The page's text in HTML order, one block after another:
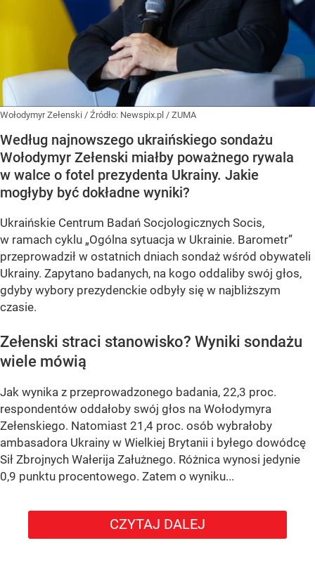
Wołodymyr Zełenski / Źródło: Newspix.pl / ZUMA
Według najnowszego ukraińskiego sondażu
Wołodymyr Zełenski miałby poważnego rywala
w walce o fotel prezydenta Ukrainy. Jakie
mogłyby być dokładne wyniki?
Ukraińskie Centrum Badań Socjologicznych Socis,
w ramach cyklu „Ogólna sytuacja w Ukrainie. Barometr”
przeprowadził w ostatnich dniach sondaż wśród obywateli
Ukrainy. Zapytano badanych, na kogo oddaliby swój głos,
gdyby wybory prezydenckie odbyły się w najbliższym
czasie.
Zełenski straci stanowisko? Wyniki sondażu
wiele mówią
Jak wynika z przeprowadzonego badania, 22,3 proc.
respondentów oddałoby swój głos na Wołodymyra
Zełenskiego. Natomiast 21,4 proc. osób wybrałoby
ambasadora Ukrainy w Wielkiej Brytanii i byłego dowódcę
Sił Zbrojnych Wałerija Załużnego. Różnica wynosi jedynie
0,9 punktu procentowego. Zatem o wyniku...
CZYTAJ DALEJ